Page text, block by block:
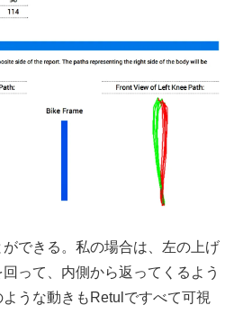
できる。私の場合は、左の上げ
って、内側から返ってくるよう
うな動きもRetulですべて可視